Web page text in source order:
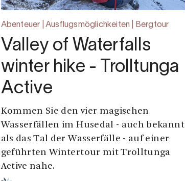
Abenteuer | Ausflugsmöglichkeiten | Bergtour
Valley of Waterfalls
winter hike - Trolltunga
Active
Kommen Sie den vier magischen
Wasserfällen im Husedal - auch bekannt
als das Tal der Wasserfälle - auf einer
geführten Wintertour mit Trolltunga
Active nahe.